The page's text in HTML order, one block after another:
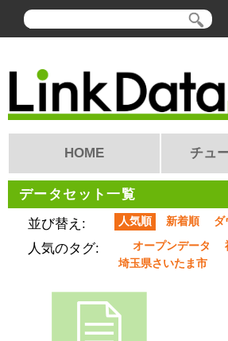
HOME チュ
データセット一覧
並び替え:
人気順 新着順 ダ
人気のタグ: オープンデータ
埼玉県さいたま市